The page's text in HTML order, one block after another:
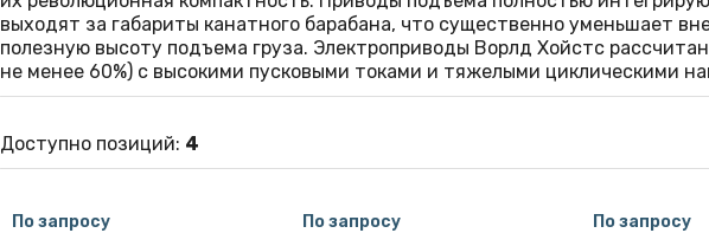
выходят за габариты канатного барабана, что существенно уменьшает
полезную высоту подъема груза. Электроприводы Ворлд Хойстс
не менее 60%) с высокими пусковыми токами и тяжелыми циклическими
Доступно позиций: 4
По запросу По запросу По запросу